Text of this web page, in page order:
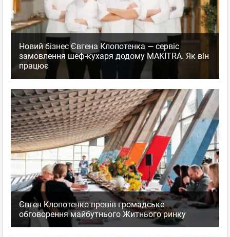
Новий бізнес Євгена Клопотенка — сервіс
замовлення шеф-кухаря додому MAKITRA. Як він
працює
Євген Клопотенко провів громадське
обговорення майбутнього Житнього ринку